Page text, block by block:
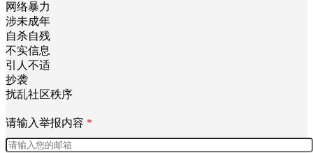
网络暴力
涉未成年
自杀自残
不实信息
引人不适
抄袭
扰乱社区秩序
请输入举报内容 *